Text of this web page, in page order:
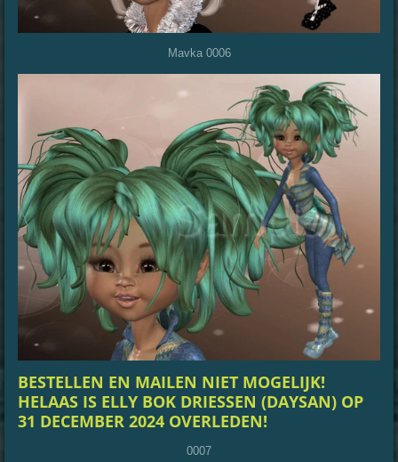
Mavka 0006
BESTELLEN EN MAILEN NIET MOGELIJK!
HELAAS IS ELLY BOK DRIESSEN (DAYSAN) OP
31 DECEMBER 2024 OVERLEDEN!
0007